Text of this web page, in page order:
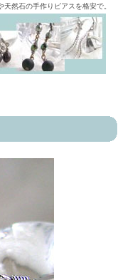
然石の手作りピアスを格安で。